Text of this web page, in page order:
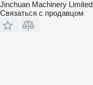
Jinchuan Machinery Limited
Связаться с продавцом